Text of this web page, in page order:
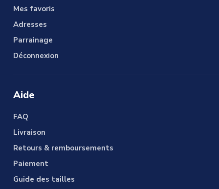
Mes favoris
Adresses
Parrainage
Déconnexion
Aide
FAQ
Livraison
Retours & remboursements
Paiement
Guide des tailles